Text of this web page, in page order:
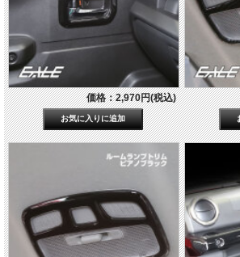
価格：2,970円(税込)